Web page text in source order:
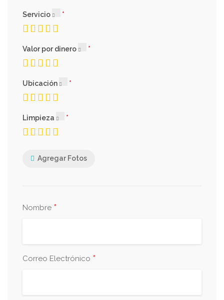
Servicio
Valor por dinero
Ubicación
Limpieza
Agregar Fotos
Nombre *
Correo Electrónico *